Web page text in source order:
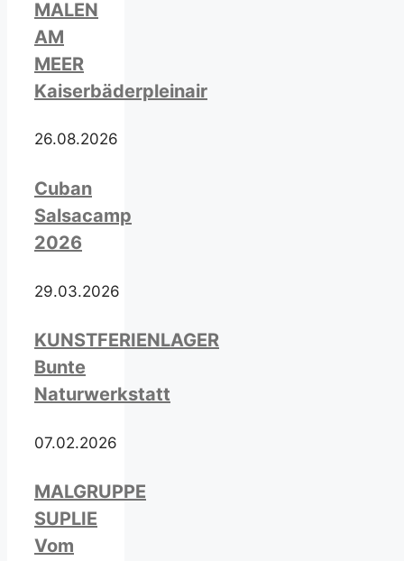
MALEN
AM
MEER
Kaiserbäderpleinair
26.08.2026
Cuban
Salsacamp
2026
29.03.2026
KUNSTFERIENLAGER
Bunte
Naturwerkstatt
07.02.2026
MALGRUPPE
SUPLIE
Vom